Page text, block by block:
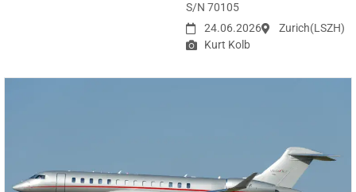
S/N 70105
24.06.2026
Zurich(LSZH)
Kurt Kolb